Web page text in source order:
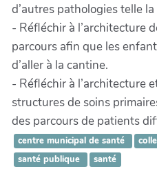
d’autres pathologies telle
- Réfléchir à l’architecture
parcours afin que les
d’aller à la cantine.
- Réfléchir à l’architecture
structures de soins
des parcours de patients
centre municipal de santé
santé publique
santé